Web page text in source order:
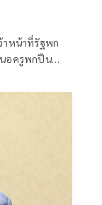
าหน้าที่รัฐพก
นอครูพกปืน